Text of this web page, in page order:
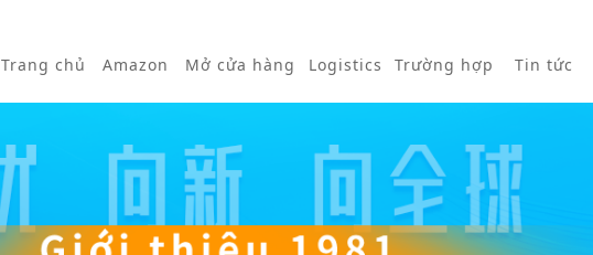
Trang chủ Amazon Mở cửa hàng Logistics Trường hợp Tin tức